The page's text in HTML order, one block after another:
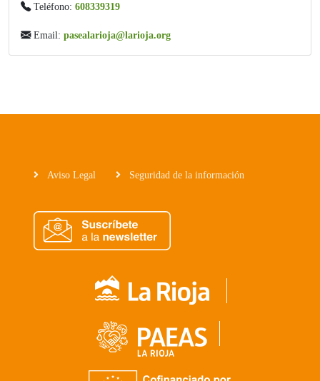
Teléfono: 608339319
Email: pasealarioja@larioja.org
Aviso Legal Seguridad de la información